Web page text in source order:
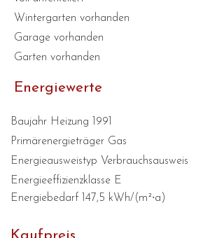
Wintergarten vorhanden
Garage vorhanden
Garten vorhanden
Energiewerte
Baujahr Heizung 1991
Primärenergieträger Gas
Energieausweistyp Verbrauchsausweis
Energieeffizienzklasse E
Energiebedarf 147,5 kWh/(m²∙a)